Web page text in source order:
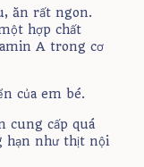
ăn rất ngon.
hợp chất
A trong cơ
của em bé.
cung cấp quá
hạn như thịt nội